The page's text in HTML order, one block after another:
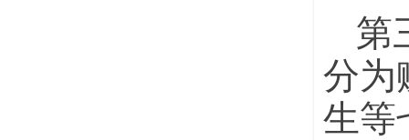
第
分为
生等